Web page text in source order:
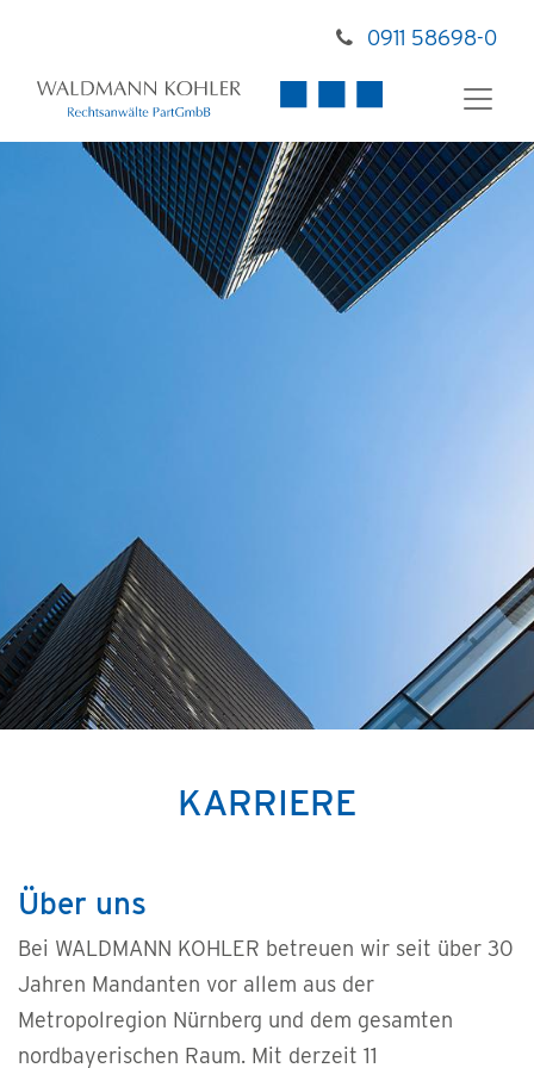
0911 58698-0
KARRIERE
Über uns
Bei WALDMANN KOHLER betreuen wir seit über 30
Jahren Mandanten vor allem aus der
Metropolregion Nürnberg und dem gesamten
nordbayerischen Raum. Mit derzeit 11